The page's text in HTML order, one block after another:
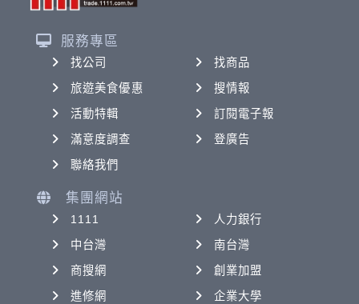
服務專區
找公司
找商品
旅遊美食優惠
搜情報
活動特輯
訂閱電子報
滿意度調查
登廣告
聯絡我們
集團網站
1111
人力銀行
中台灣
南台灣
商搜網
創業加盟
進修網
企業大學